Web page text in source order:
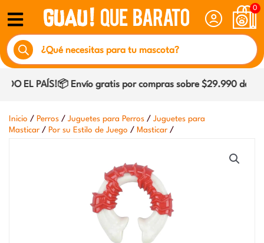
contenido
0
Búsqueda
de
productos
EL PAÍS!📦 Envío gratis por compras sobre $29.990 dentro
Inicio / Perros / Juguetes para Perros / Juguetes para
Masticar / Por su Estilo de Juego / Masticar /